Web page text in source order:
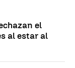
el
al estar al